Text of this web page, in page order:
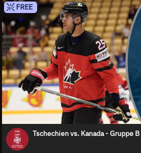
FREE
Tschechien vs. Kanada - Gruppe B